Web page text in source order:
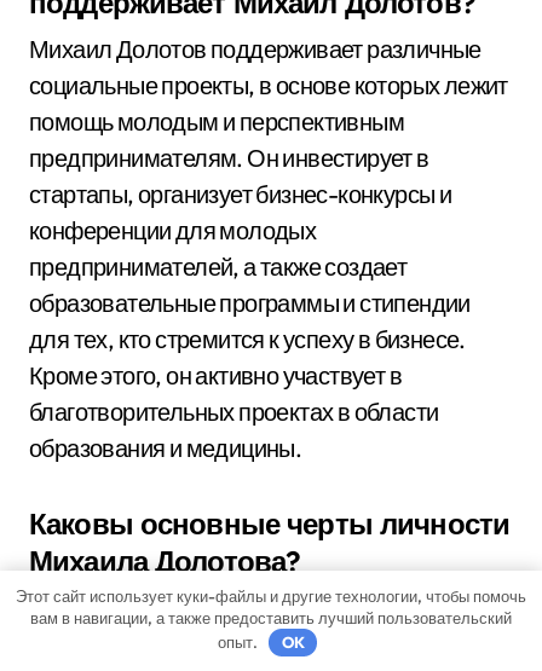
Михаил Долотов поддерживает различные
социальные проекты, в основе которых лежит
помощь молодым и перспективным
предпринимателям. Он инвестирует в
стартапы, организует бизнес-конкурсы и
конференции для молодых
предпринимателей, а также создает
образовательные программы и стипендии
для тех, кто стремится к успеху в бизнесе.
Кроме этого, он активно участвует в
благотворительных проектах в области
образования и медицины.
Каковы основные черты личности
Михаила Долотова?
Михаил Долотов — энергичный и
целеустремленный человек. Он обладает
Этот сайт использует куки-файлы и другие технологии, чтобы помочь
вам в навигации, а также предоставить лучший пользовательский
опыт.
OK